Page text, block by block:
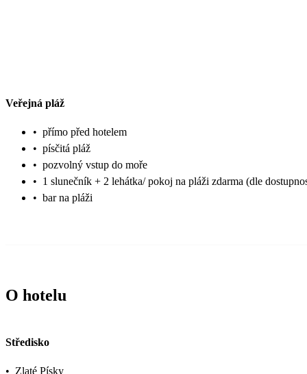
Veřejná pláž
• přímo před hotelem
• písčitá pláž
• pozvolný vstup do moře
• 1 slunečník + 2 lehátka/ pokoj na pláži zdarma (dle
• bar na pláži
O hotelu
Středisko
• Zlaté Písky